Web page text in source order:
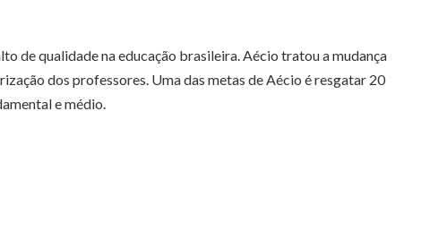
o
volume.
de qualidade na educação brasileira. Aécio tratou a mudança
dos professores. Uma das metas de Aécio é resgatar 20
e médio.